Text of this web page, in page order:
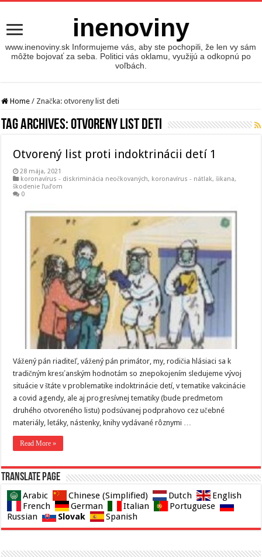
inenoviny
www.inenoviny.sk Informujeme vás, aby ste pochopili, že len vy sám
môžte bojovať za seba. Politici vás oklamu, využijú a odkopnú po
voľbách.
Home / Značka:otvoreny list deti
Tag Archives:otvoreny list deti
Otvorený list proti indoktrinácii detí 1
28 mája, 2021
koronavírus - diskriminácia neočkovaných, koronavírus - nátlak, šikana,
škodenie ľuďom
0
Vážený pán riaditeľ, vážený pán primátor, my, rodičia hlásiaci sa k
tradičným kresťanským hodnotám so znepokojením sledujeme vývoj
situácie v štáte v problematike indoktrinácie detí, v tematike vakcinácie
a covid agendy, ale aj progresívnej tematiky (bude predmetom
druhého otvoreného listu) podsúvanej podprahovo cez učebné
materiály, letáky, nástenky, knihy vydávané rôznymi …
Read More »
Translate page
Arabic Chinese (Simplified) Dutch
English
French
German Italian
Portuguese
Russian
Slovak Spanish